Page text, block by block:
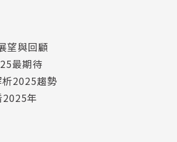
望與回顧
最期待
2025趨勢
年